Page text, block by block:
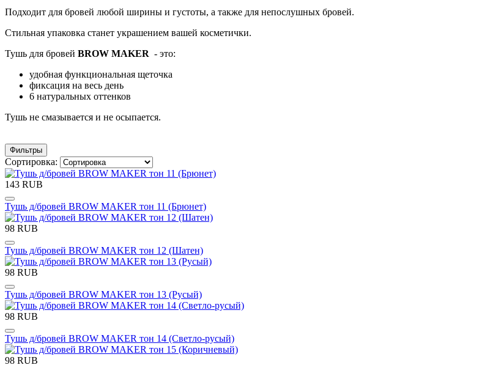
Подходит для бровей любой ширины и густоты, а также для непослушных бровей.
Стильная упаковка станет украшением вашей косметички.
Тушь для бровей BROW MAKER - это:
удобная функциональная щеточка
фиксация на весь день
6 натуральных оттенков
Тушь не смазывается и не осыпается.
Фильтры
Сортировка:
143 RUB
Тушь д/бровей BROW MAKER тон 11 (Брюнет)
98 RUB
Тушь д/бровей BROW MAKER тон 12 (Шатен)
98 RUB
Тушь д/бровей BROW MAKER тон 13 (Русый)
98 RUB
Тушь д/бровей BROW MAKER тон 14 (Светло-русый)
98 RUB